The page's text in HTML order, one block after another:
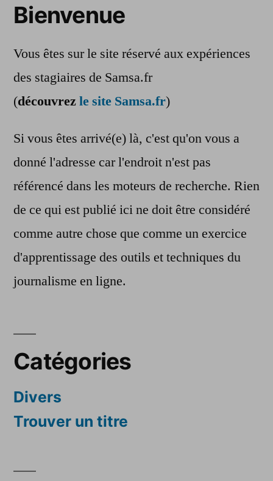
Bienvenue
Vous êtes sur le site réservé aux expériences
des stagiaires de Samsa.fr
(découvrezle site Samsa.fr)
Si vous êtes arrivé(e) là, c'est qu'on vous a
donné l'adresse car l'endroit n'est pas
référencé dans les moteurs de recherche. Rien
de ce qui est publié ici ne doit être considéré
comme autre chose que comme un exercice
d'apprentissage des outils et techniques du
journalisme en ligne.
Catégories
Divers
Trouver un titre